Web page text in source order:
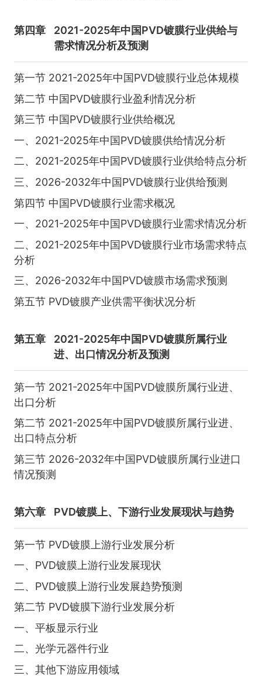
第四章
2021-2025年中国PVD镀膜行业供给与
需求情况分析及预测
第一节 2021-2025年中国PVD镀膜行业总体规模
第二节 中国PVD镀膜行业盈利情况分析
第三节 中国PVD镀膜行业供给概况
一、2021-2025年中国PVD镀膜供给情况分析
二、2021-2025年中国PVD镀膜行业供给特点分析
三、2026-2032年中国PVD镀膜行业供给预测
第四节 中国PVD镀膜行业需求概况
一、2021-2025年中国PVD镀膜行业需求情况分析
二、2021-2025年中国PVD镀膜行业市场需求特点
分析
三、2026-2032年中国PVD镀膜市场需求预测
第五节 PVD镀膜产业供需平衡状况分析
第五章
2021-2025年中国PVD镀膜所属行业
进、出口情况分析及预测
第一节 2021-2025年中国PVD镀膜所属行业进、
出口分析
第二节 2021-2025年中国PVD镀膜所属行业进、
出口特点分析
第三节 2026-2032年中国PVD镀膜所属行业进口
情况预测
第六章 PVD镀膜上、下游行业发展现状与趋势
第一节 PVD镀膜上游行业发展分析
一、PVD镀膜上游行业发展现状
二、PVD镀膜上游行业发展趋势预测
第二节 PVD镀膜下游行业发展分析
一、平板显示行业
二、光学元器件行业
三、其他下游应用领域